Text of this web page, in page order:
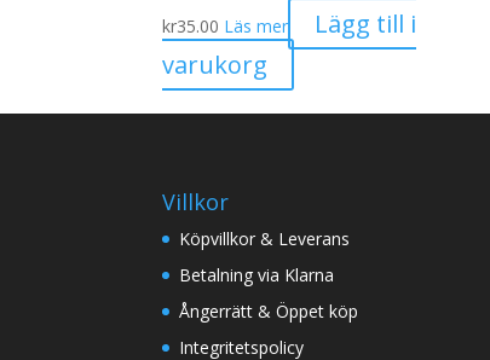
kr35.00 Läs mer
Lägg till i
varukorg
Villkor
Köpvillkor & Leverans
Betalning via Klarna
Ångerrätt & Öppet köp
Integritetspolicy